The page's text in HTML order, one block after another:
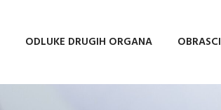
ODLUKE DRUGIH ORGANA OBRASCI